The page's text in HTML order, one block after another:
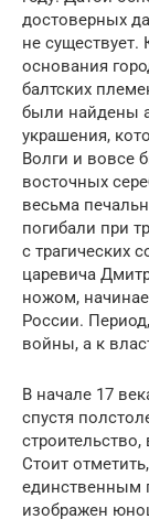
достоверных
не
основания
балтских
были найдены
украшения,
Волги и вовсе
восточных
весьма
погибали при
с трагических
царевича
ножом,
России.
войны, а к
В начале 17
спустя
Стоит
единственным
изображен